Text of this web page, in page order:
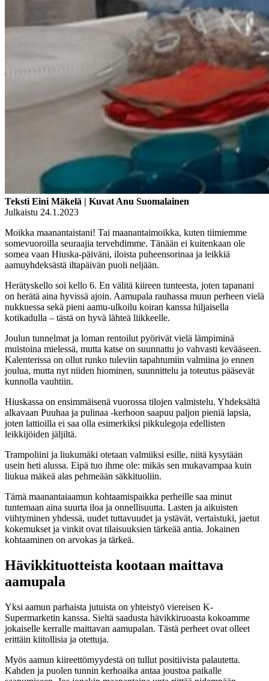
Teksti Eini Mäkelä | Kuvat Anu Suomalainen
Julkaistu 24.1.2023
Moikka maanantaistani! Tai maanantaimoikka, kuten tiimiemme
somevuoroilla seuraajia tervehdimme. Tänään ei kuitenkaan ole
somea vaan Hiuska-päiväni, iloista puheensorinaa ja leikkiä
aamuyhdeksästä iltapäivän puoli neljään.
Herätyskello soi kello 6. En välitä kiireen tunteesta, joten tapanani
on herätä aina hyvissä ajoin. Aamupala rauhassa muun perheen vielä
nukkuessa sekä pieni aamu-ulkoilu koiran kanssa hiljaisella
kotikadulla – tästä on hyvä lähteä liikkeelle.
Joulun tunnelmat ja loman rentoilut pyörivät vielä lämpiminä
muistoina mielessä, mutta katse on suunnattu jo vahvasti kevääseen.
Kalenterissa on ollut runko tuleviin tapahtumiin valmiina jo ennen
joulua, mutta nyt niiden hiominen, suunnittelu ja toteutus pääsevät
kunnolla vauhtiin.
Hiuskassa on ensimmäisenä vuorossa tilojen valmistelu. Yhdeksältä
alkavaan Puuhaa ja pulinaa -kerhoon saapuu paljon pieniä lapsia,
joten lattioilla ei saa olla esimerkiksi pikkulegoja edellisten
leikkijöiden jäljiltä.
Trampoliini ja liukumäki otetaan valmiiksi esille, niitä kysytään
usein heti alussa. Eipä tuo ihme ole: mikäs sen mukavampaa kuin
liukua mäkeä alas pehmeään säkkituoliin.
Tämä maanantaiaamun kohtaamispaikka perheille saa minut
tuntemaan aina suurta iloa ja onnellisuutta. Lasten ja aikuisten
viihtyminen yhdessä, uudet tuttavuudet ja ystävät, vertaistuki, jaetut
kokemukset ja vinkit ovat tilaisuuksien tärkeää antia. Jokainen
kohtaaminen on arvokas ja tärkeä.
Hävikkituotteista kootaan maittava
aamupala
Yksi aamun parhaista jutuista on yhteistyö viereisen K-
Supermarketin kanssa. Sieltä saadusta hävikkiruoasta kokoamme
jokaiselle kerralle maittavan aamupalan. Tästä perheet ovat olleet
erittäin kiitollisia ja otettuja.
Myös aamun kiireettömyydestä on tullut positiivista palautetta.
Kahden ja puolen tunnin kerhoaika antaa joustoa paikalle